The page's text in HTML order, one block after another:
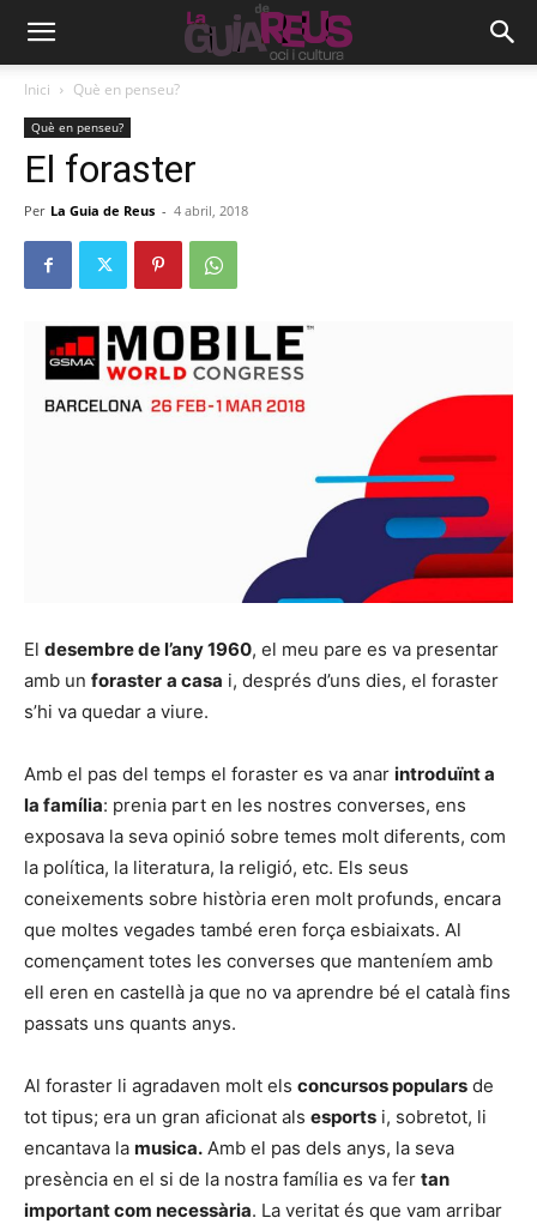
Inici Què en penseu?
Què en penseu?
El foraster
Per La Guia de Reus - 4 abril, 2018
El desembre de l’any 1960, el meu pare es va presentar
amb un foraster a casa i, després d’uns dies, el foraster
s’hi va quedar a viure.
Amb el pas del temps el foraster es va anar introduïnt a
la família: prenia part en les nostres converses, ens
exposava la seva opinió sobre temes molt diferents, com
la política, la literatura, la religió, etc. Els seus
coneixements sobre història eren molt profunds, encara
que moltes vegades també eren força esbiaixats. Al
començament totes les converses que manteníem amb
ell eren en castellà ja que no va aprendre bé el català fins
passats uns quants anys.
Al foraster li agradaven molt els concursos populars de
tot tipus; era un gran aficionat als esports i, sobretot, li
encantava la musica. Amb el pas dels anys, la seva
presència en el si de la nostra família es va fer tan
important com necessària. La veritat és que vam arribar